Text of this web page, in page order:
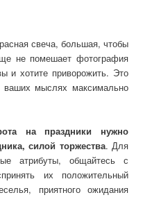
свеча, большая, чтобы
не помешает фотография
и хотите приворожить. Это
мыслях максимально
на праздники нужно
силой торжества. Для
атрибуты, общайтесь с
их положительный
приятного ожидания